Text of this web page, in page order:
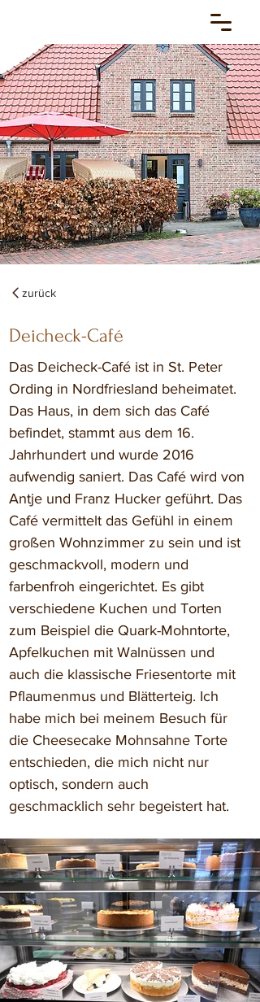
zurück
Deicheck-Café
Das Deicheck-Café ist in St. Peter
Ording in Nordfriesland beheimatet.
Das Haus, in dem sich das Café
befindet, stammt aus dem 16.
Jahrhundert und wurde 2016
aufwendig saniert. Das Café wird von
Antje und Franz Hucker geführt. Das
Café vermittelt das Gefühl in einem
großen Wohnzimmer zu sein und ist
geschmackvoll, modern und
farbenfroh eingerichtet. Es gibt
verschiedene Kuchen und Torten
zum Beispiel die Quark-Mohntorte,
Apfelkuchen mit Walnüssen und
auch die klassische Friesentorte mit
Pflaumenmus und Blätterteig. Ich
habe mich bei meinem Besuch für
die Cheesecake Mohnsahne Torte
entschieden, die mich nicht nur
optisch, sondern auch
geschmacklich sehr begeistert hat.